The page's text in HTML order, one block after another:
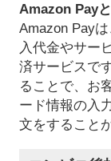
Amazon Pay
Amazon Pay
入代金やサー
済サービスで
ることで、お
ード情報の入
文をすること